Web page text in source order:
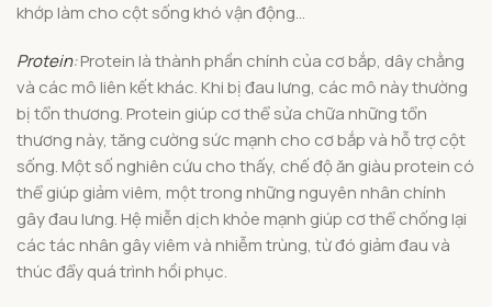
khớp làm cho cột sống khó vận động…
Protein:Protein là thành phần chính của cơ bắp, dây chằng
và các mô liên kết khác. Khi bị đau lưng, các mô này thường
bị tổn thương. Protein giúp cơ thể sửa chữa những tổn
thương này, tăng cường sức mạnh cho cơ bắp và hỗ trợ cột
sống. Một số nghiên cứu cho thấy, chế độ ăn giàu protein có
thể giúp giảm viêm, một trong những nguyên nhân chính
gây đau lưng. Hệ miễn dịch khỏe mạnh giúp cơ thể chống lại
các tác nhân gây viêm và nhiễm trùng, từ đó giảm đau và
thúc đẩy quá trình hồi phục.